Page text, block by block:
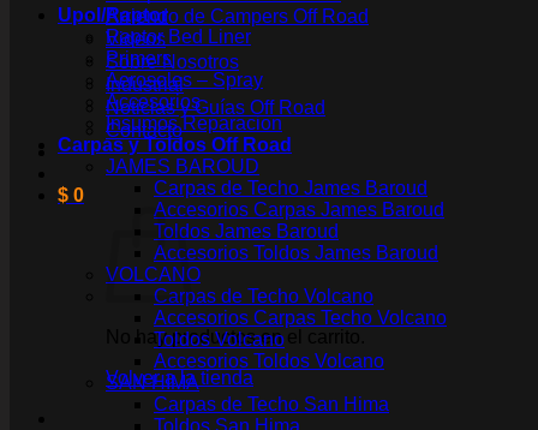
Arriendo de Campers Off Road
Videos
Sobre Nosotros
Industrial
Noticias y Guías Off Road
Contacto
$ 0
No hay productos en el carrito.
Volver a la tienda
Upol/Raptor
Raptor Bed Liner
Primers
Aerosoles – Spray
Accesorios
Insumos Reparacion
Carpas y Toldos Off Road
JAMES BAROUD
Carpas de Techo James Baroud
Accesorios Carpas James Baroud
Toldos James Baroud
Accesorios Toldos James Baroud
VOLCANO
Carpas de Techo Volcano
Accesorios Carpas Techo Volcano
Toldos Volcano
Accesorios Toldos Volcano
SAN HIMA
Carpas de Techo San Hima
Toldos San Hima